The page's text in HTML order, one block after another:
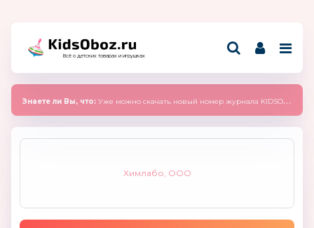
Всё о детских товарах и игрушках
Знаете ли Вы, что: Уже можно скачать новый номер журнала KIDSOBOZ 2025 (сентябрь)
Химлабо, ООО